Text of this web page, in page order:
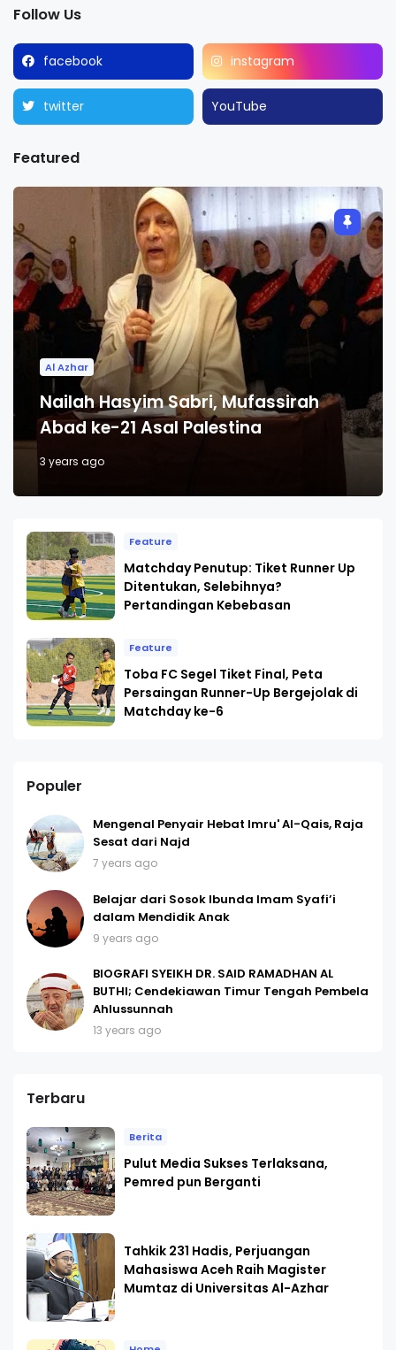
Follow Us
facebook instagram
twitter YouTube
Featured
Al Azhar
Nailah Hasyim Sabri, Mufassirah
Abad ke-21 Asal Palestina
3 years ago
Feature
Matchday Penutup: Tiket Runner Up
Ditentukan, Selebihnya?
Pertandingan Kebebasan
Feature
Toba FC Segel Tiket Final, Peta
Persaingan Runner-Up Bergejolak di
Matchday ke-6
Populer
Mengenal Penyair Hebat Imru' Al-Qais, Raja
Sesat dari Najd
7 years ago
Belajar dari Sosok Ibunda Imam Syafi’i
dalam Mendidik Anak
9 years ago
BIOGRAFI SYEIKH DR. SAID RAMADHAN AL
BUTHI; Cendekiawan Timur Tengah Pembela
Ahlussunnah
13 years ago
Terbaru
Berita
Pulut Media Sukses Terlaksana,
Pemred pun Berganti
Tahkik 231 Hadis, Perjuangan
Mahasiswa Aceh Raih Magister
Mumtaz di Universitas Al-Azhar